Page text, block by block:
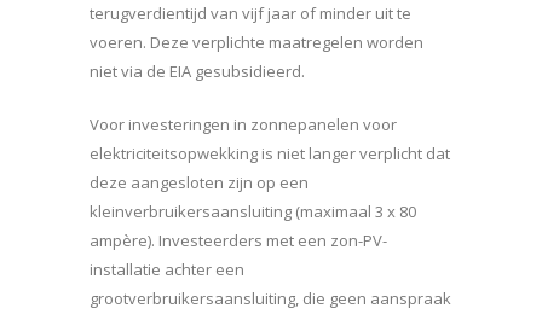
terugverdientijd van vijf jaar of minder uit te
voeren. Deze verplichte maatregelen worden
niet via de EIA gesubsidieerd.
Voor investeringen in zonnepanelen voor
elektriciteitsopwekking is niet langer verplicht dat
deze aangesloten zijn op een
kleinverbruikersaansluiting (maximaal 3 x 80
ampère). Investeerders met een zon-PV-
installatie achter een
grootverbruikersaansluiting, die geen aanspraak